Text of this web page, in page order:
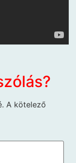
A kötelező